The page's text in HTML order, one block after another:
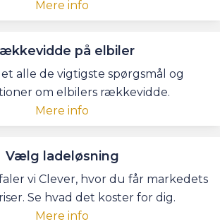
Mere info
på elbiler
alle de vigtigste spørgsmål og
om elbilers rækkevidde.
Mere info
Vælg ladeløsning
vi Clever, hvor du får markedets
Se hvad det koster for dig.
Mere info